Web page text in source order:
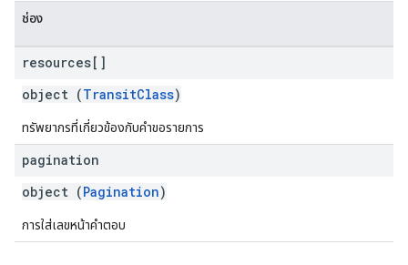
ช่อง
resources[]
object (TransitClass)
ทรัพยากรที่เกี่ยวข้องกับคำขอรายการ
pagination
object (Pagination)
การใส่เลขหน้าคำตอบ